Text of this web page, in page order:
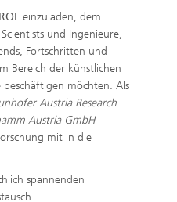
einzuladen, dem
und Ingenieure,
Fortschritten und
Bereich der künstlichen
beschäftigen möchten. Als
Austria Research
Austria GmbH
mit in die
spannenden